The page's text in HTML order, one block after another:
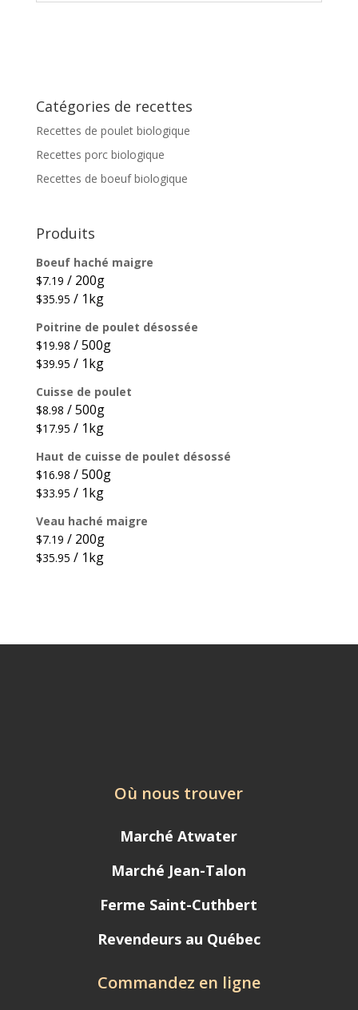
Catégories de recettes
Recettes de poulet biologique
Recettes porc biologique
Recettes de boeuf biologique
Produits
Boeuf haché maigre
$7.19 / 200g
$35.95 / 1kg
Poitrine de poulet désossée
$19.98 / 500g
$39.95 / 1kg
Cuisse de poulet
$8.98 / 500g
$17.95 / 1kg
Haut de cuisse de poulet désossé
$16.98 / 500g
$33.95 / 1kg
Veau haché maigre
$7.19 / 200g
$35.95 / 1kg
Où nous trouver
Marché Atwater
Marché Jean-Talon
Ferme Saint-Cuthbert
Revendeurs au Québec
Commandez en ligne